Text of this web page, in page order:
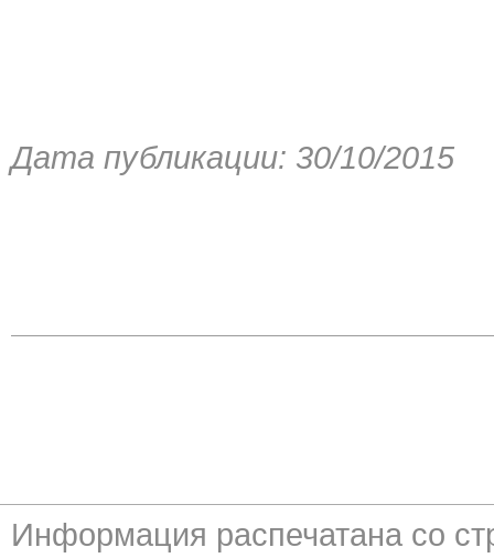
Дата публикации: 30/10/2015
Информация распечатана со